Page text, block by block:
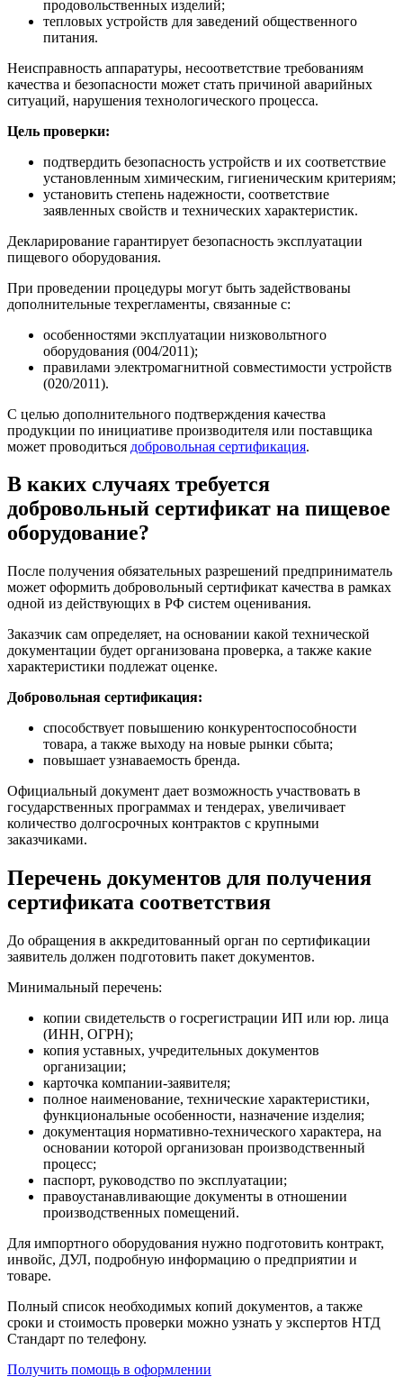
продовольственных изделий;
тепловых устройств для заведений общественного
питания.
Неисправность аппаратуры, несоответствие требованиям
качества и безопасности может стать причиной аварийных
ситуаций, нарушения технологического процесса.
Цель проверки:
подтвердить безопасность устройств и их соответствие
установленным химическим, гигиеническим критериям;
установить степень надежности, соответствие
заявленных свойств и технических характеристик.
Декларирование гарантирует безопасность эксплуатации
пищевого оборудования.
При проведении процедуры могут быть задействованы
дополнительные техрегламенты, связанные с:
особенностями эксплуатации низковольтного
оборудования (004/2011);
правилами электромагнитной совместимости устройств
(020/2011).
С целью дополнительного подтверждения качества
продукции по инициативе производителя или поставщика
может проводиться добровольная сертификация.
В каких случаях требуется
добровольный сертификат на пищевое
оборудование?
После получения обязательных разрешений предприниматель
может оформить добровольный сертификат качества в рамках
одной из действующих в РФ систем оценивания.
Заказчик сам определяет, на основании какой технической
документации будет организована проверка, а также какие
характеристики подлежат оценке.
Добровольная сертификация:
способствует повышению конкурентоспособности
товара, а также выходу на новые рынки сбыта;
повышает узнаваемость бренда.
Официальный документ дает возможность участвовать в
государственных программах и тендерах, увеличивает
количество долгосрочных контрактов с крупными
заказчиками.
Перечень документов для получения
сертификата соответствия
До обращения в аккредитованный орган по сертификации
заявитель должен подготовить пакет документов.
Минимальный перечень:
копии свидетельств о госрегистрации ИП или юр. лица
(ИНН, ОГРН);
копия уставных, учредительных документов
организации;
карточка компании-заявителя;
полное наименование, технические характеристики,
функциональные особенности, назначение изделия;
документация нормативно-технического характера, на
основании которой организован производственный
процесс;
паспорт, руководство по эксплуатации;
правоустанавливающие документы в отношении
производственных помещений.
Для импортного оборудования нужно подготовить контракт,
инвойс, ДУЛ, подробную информацию о предприятии и
товаре.
Полный список необходимых копий документов, а также
сроки и стоимость проверки можно узнать у экспертов НТД
Стандарт по телефону.
Получить помощь в оформлении